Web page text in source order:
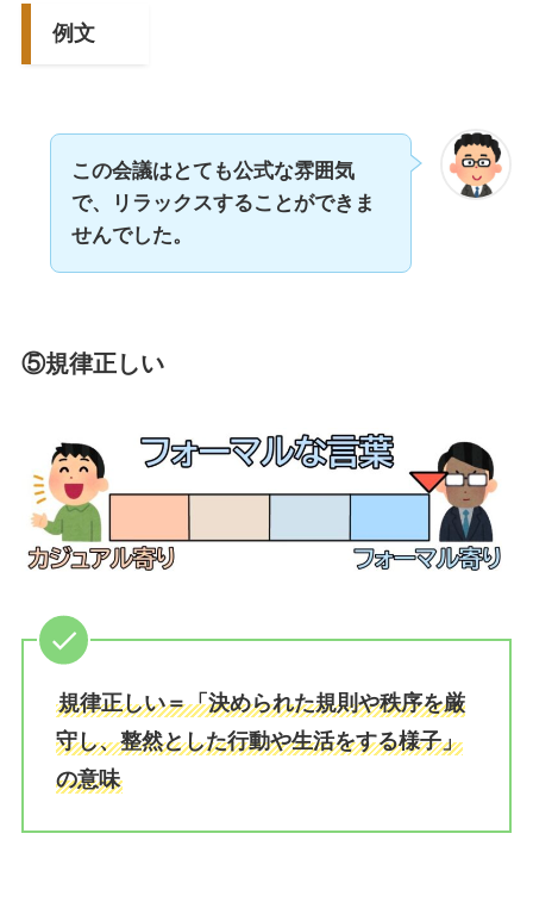
例文
この会議はとても公式な雰囲気
で、リラックスすることができま
せんでした。
⑤規律正しい
規律正しい＝「決められた規則や秩序を厳
守し、整然とした行動や生活をする様子」
の意味